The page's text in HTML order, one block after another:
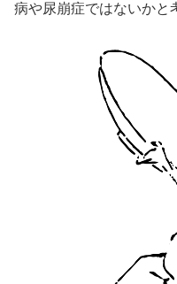
病や尿崩症ではないかと